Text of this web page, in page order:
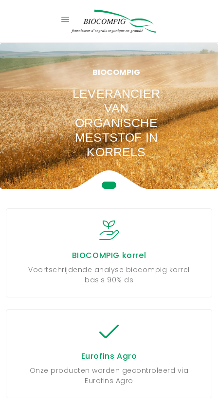
BIOCOMPIG
LEVERANCIER
VAN
ORGANISCHE
MESTSTOF IN
KORRELS
BIOCOMPIG korrel
Voortschrijdende analyse biocompig korrel
basis 90% ds
Eurofins Agro
Onze producten worden gecontroleerd via
Eurofins Agro